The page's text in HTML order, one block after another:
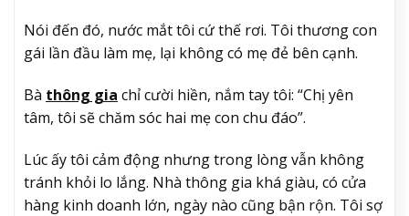
Nói đến đó, nước mắt tôi cứ thế rơi. Tôi thương con
gái lần đầu làm mẹ, lại không có mẹ đẻ bên cạnh.
Bà thông gia chỉ cười hiền, nắm tay tôi: “Chị yên
tâm, tôi sẽ chăm sóc hai mẹ con chu đáo”.
Lúc ấy tôi cảm động nhưng trong lòng vẫn không
tránh khỏi lo lắng. Nhà thông gia khá giàu, có cửa
hàng kinh doanh lớn, ngày nào cũng bận rộn. Tôi sợ